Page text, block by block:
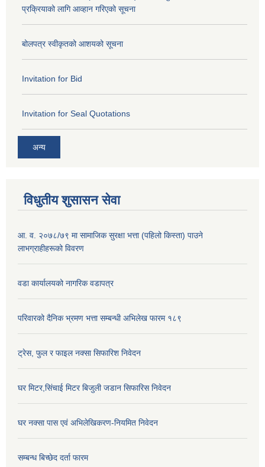
प्रक्रियाको लागि आव्हान गरिएको सूचना
बोलपत्र स्वीकृतको आशयको सूचना
Invitation for Bid
Invitation for Seal Quotations
अन्य
विधुतीय शुसासन सेवा
आ. व. २०७८/७९ मा सामाजिक सुरक्षा भत्ता (पहिलो किस्ता) पाउने
लाभग्राहीहरूको विवरण
वडा कार्यालयको नागरिक वडापत्र
परिवारको दैनिक भ्रमण भत्ता सम्बन्धी अभिलेख फारम १८९
ट्रेस, फुल र फाइल नक्सा सिफारिश निवेदन
घर मिटर,सिंचाई मिटर बिजुली जडान सिफारिस निवेदन
घर नक्सा पास एवं अभिलेखिकरण-नियमित निवेदन
सम्बन्ध बिच्छेद दर्ता फारम